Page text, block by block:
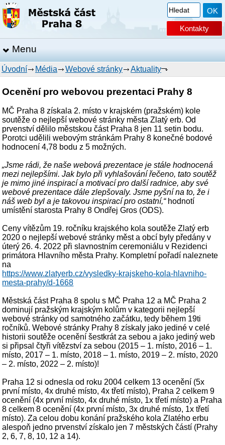
Kontakty
Menu
Úvodní Média Webové stránky Aktuality
Ocenění pro webovou prezentaci Prahy 8
MČ Praha 8 získala 2. místo v krajském (pražském) kole
soutěže o nejlepší webové stránky města Zlatý erb. Od
prvenství dělilo městskou část Praha 8 jen 11 setin bodu.
Porotci udělili webovým stránkám Prahy 8 konečné bodové
hodnocení 4,78 bodu z 5 možných.
„Jsme rádi, že naše webová prezentace je stále hodnocená
mezi nejlepšími. Jak bylo při vyhlašování řečeno, tato soutěž
je mimo jiné inspirací a motivací pro další radnice, aby své
webové prezentace dále zlepšovaly. Jsme pyšní na to, že i
náš web byl a je takovou inspirací pro ostatní,“hodnotí
umístění starosta Prahy 8 Ondřej Gros (ODS).
Ceny vítězům 19. ročníku krajského kola soutěže Zlatý erb
2020 o nejlepší webové stránky měst a obcí byly předány v
úterý 26. 4. 2022 při slavnostním ceremoniálu v Rezidenci
primátora Hlavního města Prahy. Kompletní pořadí naleznete
na
https://www.zlatyerb.cz/vysledky-krajskeho-kola-hlavniho-
mesta-prahy/d-1668
Městská část Praha 8 spolu s MČ Praha 12 a MČ Praha 2
dominují pražským krajským kolům v kategorii nejlepší
webové stránky od samotného začátku, tedy během 19ti
ročníků. Webové stránky Prahy 8 získaly jako jediné v celé
historii soutěže ocenění šestkrát za sebou a jako jediný web
si připsal čtyři vítězství za sebou (2015 – 1. místo, 2016 – 1.
místo, 2017 – 1. místo, 2018 – 1. místo, 2019 – 2. místo, 2020
– 2. místo, 2022 – 2. místo)!
Praha 12 si odnesla od roku 2004 celkem 13 ocenění (5x
první místo, 4x druhé místo, 4x třetí místo), Praha 2 celkem 9
ocenění (4x první místo, 4x druhé místo, 1x třetí místo) a Praha
8 celkem 8 ocenění (4x první místo, 3x druhé místo, 1x třetí
místo). Za celou dobu konání pražského kola Zlatého erbu
alespoň jedno prvenství získalo jen 7 městských částí (Prahy
2, 6, 7, 8, 10, 12 a 14).